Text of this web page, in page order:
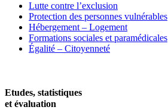
Lutte contre l’exclusion
Protection des personnes vulnérables
Hébergement – Logement
Formations sociales et paramédicales
Égalité – Citoyenneté
Etudes, statistiques
et évaluation